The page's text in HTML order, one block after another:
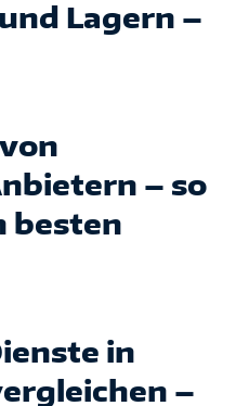
Lagern –
– so
besten
in
–